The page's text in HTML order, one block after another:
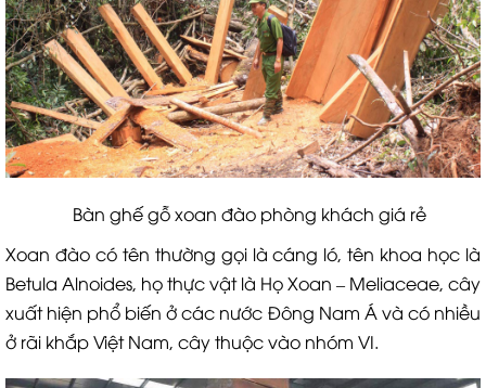
Bàn ghế gỗ xoan đào phòng khách giá rẻ
Xoan đào có tên thường gọi là cáng ló, tên khoa học là
Betula Alnoides, họ thực vật là Họ Xoan – Meliaceae, cây
xuất hiện phổ biến ở các nước Đông Nam Á và có nhiều
ở rãi khắp Việt Nam, cây thuộc vào nhóm VI.